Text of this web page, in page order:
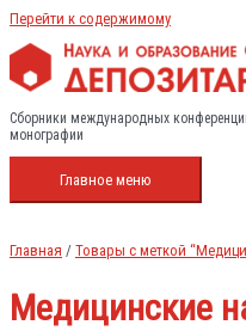
Перейти к содержимому
Сборники международных
монографии
Главное меню
Главная / Товары с меткой
Медицинские